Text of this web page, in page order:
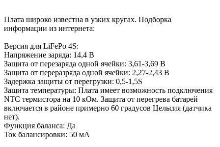
Плата широко известна в узких кругах. Подборка
информации из интернета:
Версия для LiFePo 4S:
Напряжение заряда: 14,4 В
Защита от перезаряда одной ячейки: 3,61-3,69 В
Защита от переразряда одной ячейки: 2,27-2,43 В
Задержка защиты от перегрузки: 0,5-1,5S
Защита температуры: Плата имеет возможность подключения
NTC термистора на 10 кОм. Защита от перегрева батарей
включается в районе примерно 60 градусов Цельсия (датчика
нет).
Функция баланса: Да
Ток балансировки: 50 мА